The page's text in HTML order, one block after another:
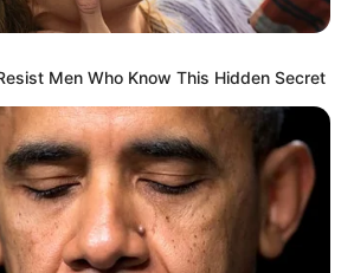
Men Who Know This Hidden Secret